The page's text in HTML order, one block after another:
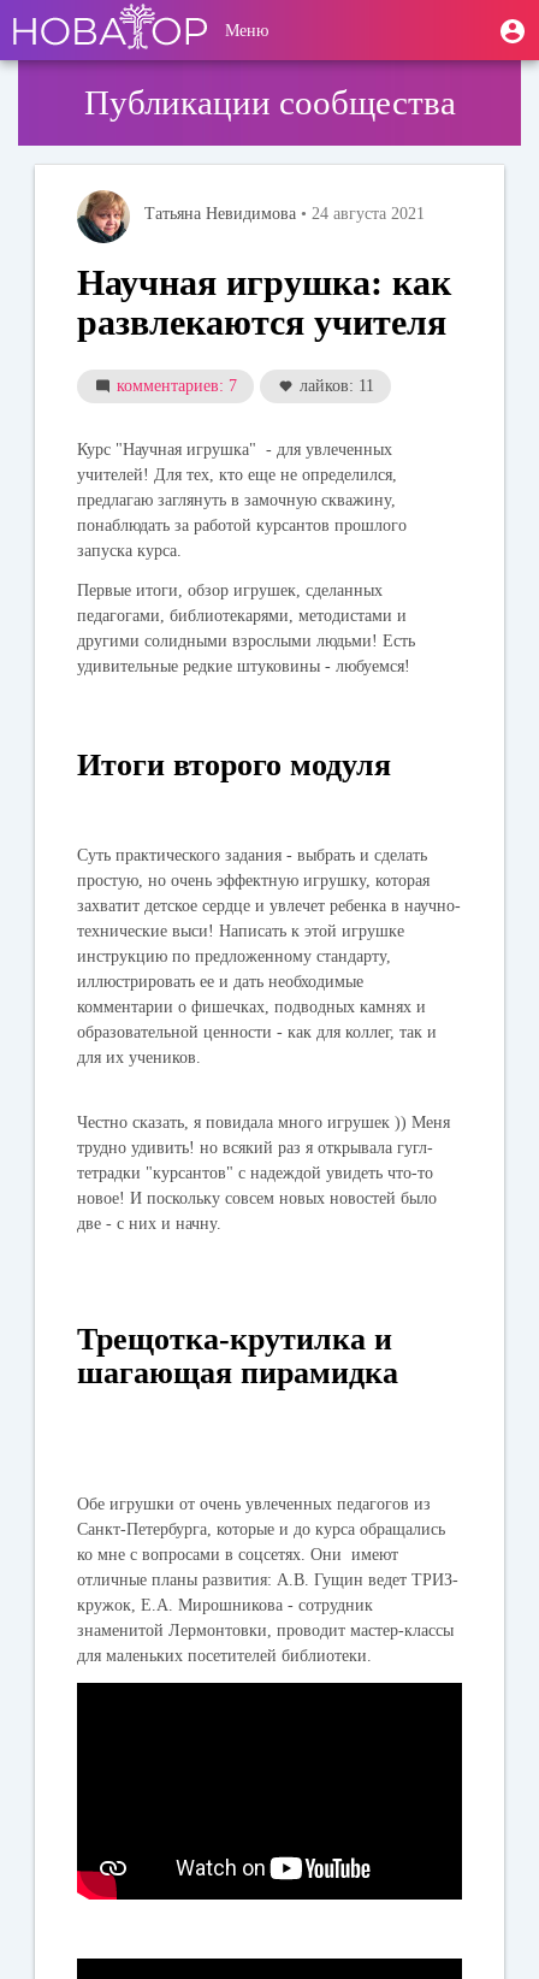
основному
содержанию
User
account
Меню
Публикации сообщества
Татьяна Невидимова • 24 августа 2021
Научная игрушка: как
развлекаются учителя
комментариев: 7 лайков: 11
Курс "Научная игрушка" - для увлеченных
учителей! Для тех, кто еще не определился,
предлагаю заглянуть в замочную скважину,
понаблюдать за работой курсантов прошлого
запуска курса.
Первые итоги, обзор игрушек, сделанных
педагогами, библиотекарями, методистами и
другими солидными взрослыми людьми! Есть
удивительные редкие штуковины - любуемся!
Итоги второго модуля
Суть практического задания - выбрать и сделать
простую, но очень эффектную игрушку, которая
захватит детское сердце и увлечет ребенка в научно-
технические выси! Написать к этой игрушке
инструкцию по предложенному стандарту,
иллюстрировать ее и дать необходимые
комментарии о фишечках, подводных камнях и
образовательной ценности - как для коллег, так и
для их учеников.
Честно сказать, я повидала много игрушек )) Меня
трудно удивить! но всякий раз я открывала гугл-
тетрадки "курсантов" с надеждой увидеть что-то
новое! И поскольку совсем новых новостей было
две - с них и начну.
Трещотка-крутилка и
шагающая пирамидка
Обе игрушки от очень увлеченных педагогов из
Санкт-Петербурга, которые и до курса обращались
ко мне с вопросами в соцсетях. Они имеют
отличные планы развития: А.В. Гущин ведет ТРИЗ-
кружок, Е.А. Мирошникова - сотрудник
знаменитой Лермонтовки, проводит мастер-классы
для маленьких посетителей библиотеки.